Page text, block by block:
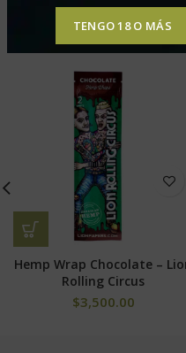
TENGO 18 O MÁS
PRODUCTOS
Hemp Wrap Chocolate –
Rolling Circus
$3,500.00